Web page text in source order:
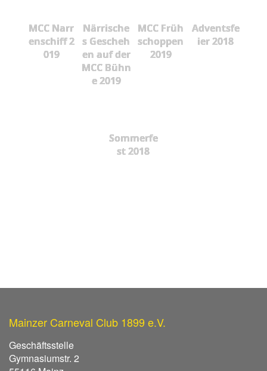
MCC Narr
enschiff 2
019
Närrische
s Gescheh
en auf der
MCC Bühn
e 2019
MCC Früh
schoppen
2019
Adventsfe
ier 2018
Sommerfe
st 2018
Mainzer Carneval Club 1899 e.V.
Geschäftsstelle
Gymnasiumstr. 2